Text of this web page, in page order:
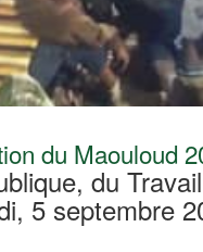
du Maouloud
du
5 septembre